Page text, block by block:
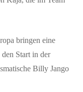
bringen eine
den Start in der
Billy Jango